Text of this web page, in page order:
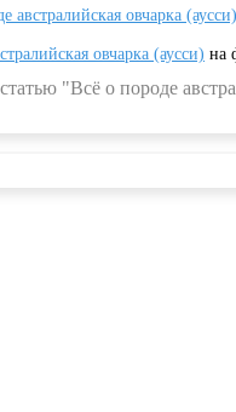
австралийская овчарка (аусси)
овчарка (аусси) на
"Всё о породе